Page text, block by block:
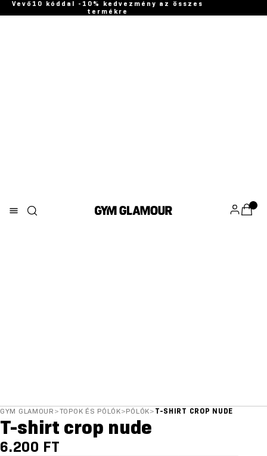
Vevő10 kóddal -10% kedvezmény az összes
termékre
GYM GLAMOUR >TOPOK ÉS PÓLÓK>PÓLÓK> T-SHIRT CROP NUDE
T-shirt crop nude
6.200 FT